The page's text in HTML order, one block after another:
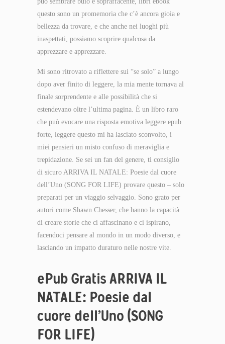
questo sono un promemoria che c’è ancora gioia e
bellezza da trovare, e che anche nei luoghi più
inaspettati, possiamo scoprire qualcosa da
apprezzare e apprezzare.
Mi sono ritrovato a riflettere sui “se solo” a lungo
dopo aver finito di leggere, la mia mente tornava al
finale sorprendente e alle possibilità che si
estendevano oltre l’ultima pagina. È un libro raro
che può evocare una risposta emotiva leggere epub
forte, leggere questo mi ha lasciato sconvolto, i
miei pensieri un misto confuso di meraviglia e
trepidazione. Se sei un fan del genere, ti consiglio
di sicuro ARRIVA IL NATALE: Poesie dal cuore
dell’Uno (SONG FOR LIFE) provare questo – solo
preparati per un viaggio selvaggio. Sono grato per
autori come Shawn Chesser, che hanno la capacità
di creare storie che ci affascinano e ci ispirano,
facendoci pensare al mondo in un modo diverso, e
lasciando un impatto duraturo nelle nostre vite.
ePub Gratis ARRIVA IL
NATALE: Poesie dal
cuore dell’Uno (SONG
FOR LIFE)